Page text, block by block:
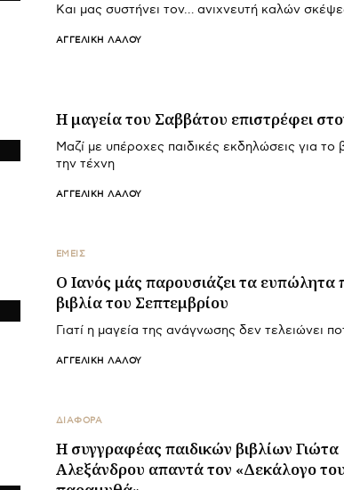
Και μας συστήνει τον… ανιχνευτή καλών
ΑΓΓΕΛΙΚΉ ΛΆΛΟΥ
Η μαγεία του Σαββάτου επιστρέφει
Μαζί με υπέροχες παιδικές εκδηλώσεις για το
την τέχνη
ΑΓΓΕΛΙΚΉ ΛΆΛΟΥ
ΕΜΕΙΣ
Ο Ιανός μάς παρουσιάζει τα ευπώλητα
βιβλία του Σεπτεμβρίου
Γιατί η μαγεία της ανάγνωσης δεν τελειώνει
ΑΓΓΕΛΙΚΉ ΛΆΛΟΥ
ΔΙΑΦΟΡΑ
Η συγγραφέας παιδικών βιβλίων Γιώτα
Αλεξάνδρου απαντά τον «Δεκάλογο του